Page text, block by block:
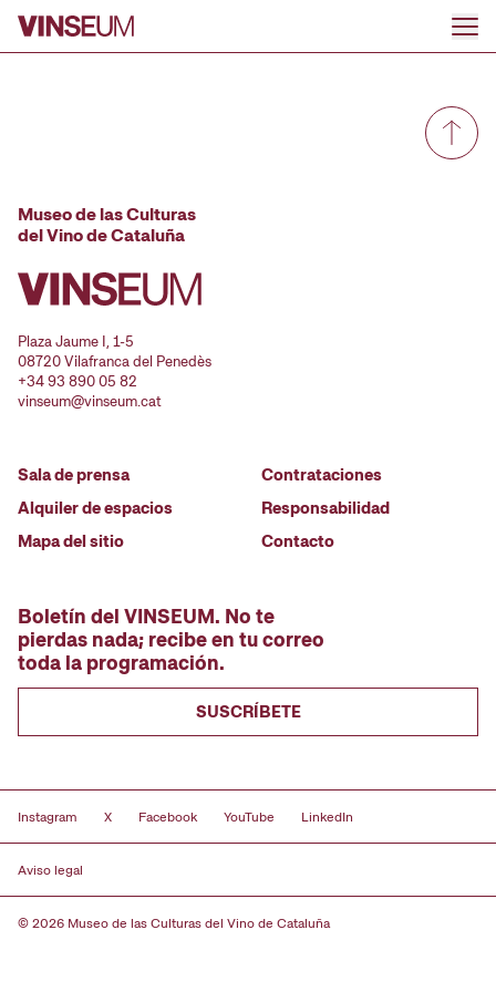
Ir al contenido
Museo de las Culturas
del Vino de Cataluña
Plaza Jaume I, 1-5
08720 Vilafranca del Penedès
+34 93 890 05 82
vinseum@vinseum.cat
Sala de prensa
Alquiler de espacios
Mapa del sitio
Contrataciones
Responsabilidad
Contacto
Boletín del VINSEUM. No te
pierdas nada; recibe en tu correo
toda la programación.
SUSCRÍBETE
Instagram X Facebook YouTube LinkedIn
Aviso legal
© 2026 Museo de las Culturas del Vino de Cataluña